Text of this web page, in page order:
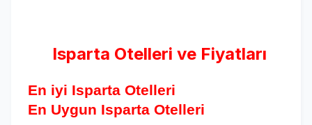
Isparta Otelleri ve Fiyatları
En iyi Isparta Otelleri
En Uygun Isparta Otelleri